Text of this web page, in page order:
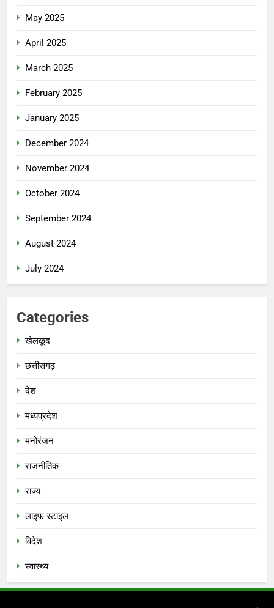
May 2025
April 2025
March 2025
February 2025
January 2025
December 2024
November 2024
October 2024
September 2024
August 2024
July 2024
Categories
खेलकूद
छत्तीसगढ़
देश
मध्‍यप्रदेश
मनोरंजन
राजनीतिक
राज्य
लाइफ स्टाइल
विदेश
स्‍वास्‍थ्‍य